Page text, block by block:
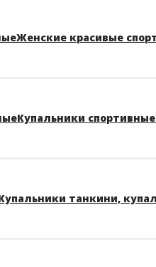
Женские красивые
Купальники
танкини,